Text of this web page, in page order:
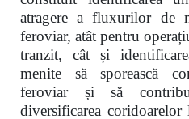
atragere a fluxurilor de
feroviar, atât pentru
tranzit, cât și
menite să sporească
feroviar și să
diversificarea